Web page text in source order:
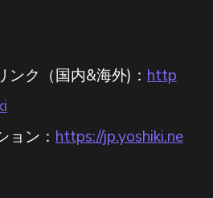
ク（国内&海外)： http
ョン： https://jp.yoshiki.ne